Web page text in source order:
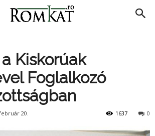
Kiskorúak
Foglalkozó
20. 0
1637